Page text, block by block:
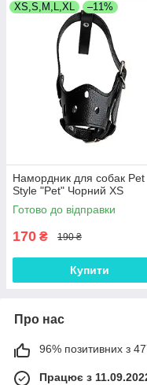
XS,S,M,L,XL –11%
Намордник для собак Pet
Style "Pet" Чорний XS
Готово до відправки
170 ₴ 190 ₴
Купити
Про нас
96% позитивних з
Працює з